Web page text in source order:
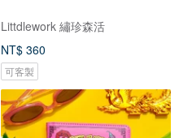
Littdlework 繡珍森活
NT$ 360
可客製